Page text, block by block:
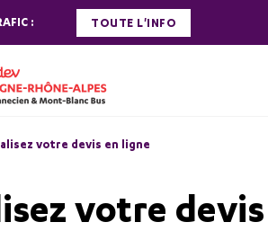
: TOUTE L'INFO
votre devis en ligne
votre